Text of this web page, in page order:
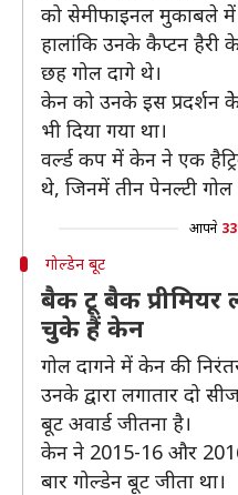
को सेमीफाइनल मुकाबले में
हालांकि उनके कैप्टन हैरी
छह गोल दागे थे।
केन को उनके इस प्रदर्शन
भी दिया गया था।
वर्ल्ड कप में केन ने एक
थे, जिनमें तीन पेनल्टी गोल
आपने
गोल्डेन बूट
बैक टू बैक प्रीमियर
चुके हैं केन
गोल दागने में केन की
उनके द्वारा लगातार दो
बूट अवार्ड जीतना है।
केन ने 2015-16 और
बार गोल्डेन बूट जीता था।